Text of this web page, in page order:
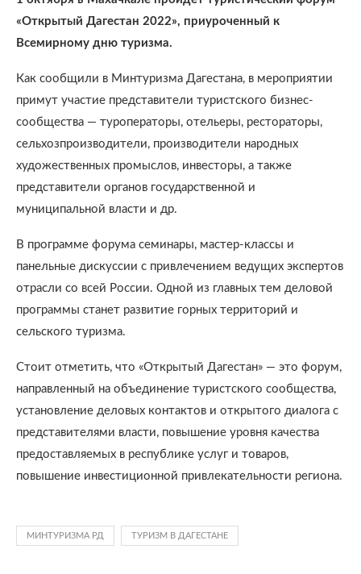
«Открытый Дагестан 2022», приуроченный к
Всемирному дню туризма.
Как сообщили в Минтуризма Дагестана, в мероприятии
примут участие представители туристского бизнес-
сообщества — туроператоры, отельеры, рестораторы,
сельхозпроизводители, производители народных
художественных промыслов, инвесторы, а также
представители органов государственной и
муниципальной власти и др.
В программе форума семинары, мастер-классы и
панельные дискуссии с привлечением ведущих экспертов
отрасли со всей России. Одной из главных тем деловой
программы станет развитие горных территорий и
сельского туризма.
Стоит отметить, что «Открытый Дагестан» — это форум,
направленный на объединение туристского сообщества,
установление деловых контактов и открытого диалога с
представителями власти, повышение уровня качества
предоставляемых в республике услуг и товаров,
повышение инвестиционной привлекательности региона.
МИНТУРИЗМА РД ТУРИЗМ В ДАГЕСТАНЕ